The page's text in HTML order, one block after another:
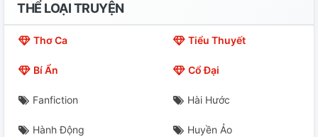
THỂ LOẠI TRUYỆN
Thơ Ca Tiểu Thuyết
Bí Ẩn Cổ Đại
Fanfiction Hài Hước
Hành Động Huyền Ảo